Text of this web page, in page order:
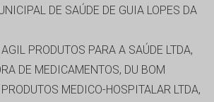
DE SAÚDE DE GUIA LOPES DA
AGIL PRODUTOS PARA A SAÚDE LTDA,
DE MEDICAMENTOS, DU BOM
MEDICO-HOSPITALAR LTDA,